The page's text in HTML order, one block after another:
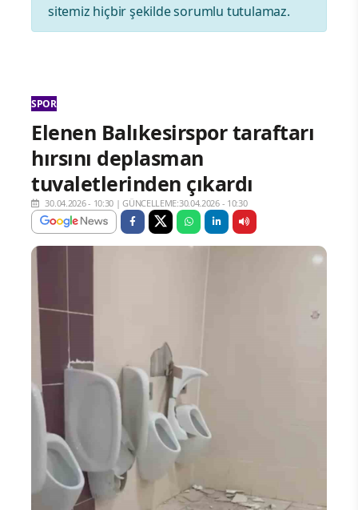
sitemiz hiçbir şekilde sorumlu tutulamaz.
SPOR
Elenen Balıkesirspor taraftarı
hırsını deplasman
tuvaletlerinden çıkardı
30.04.2026 - 10:30 |GÜNCELLEME:30.04.2026 - 10:30